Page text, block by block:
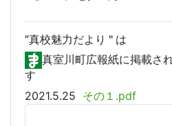
”真校魅力だより " は
真室川町広報紙に掲載さ
す
2021.5.25 その１.pdf